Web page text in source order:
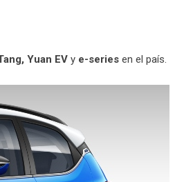
Yuan EV y e-series en el país.